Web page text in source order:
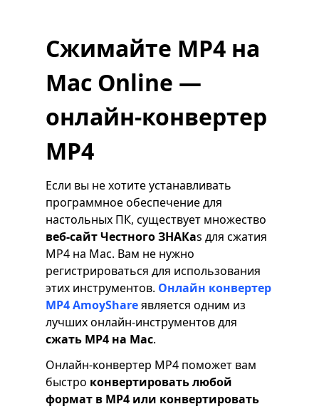
Сжимайте MP4 на
Mac Online —
онлайн-конвертер
MP4
Если вы не хотите устанавливать
программное обеспечение для
настольных ПК, существует множество
веб-сайт Честного ЗНАКаs для сжатия
MP4 на Mac. Вам не нужно
регистрироваться для использования
этих инструментов. Онлайн конвертер
MP4 AmoyShareявляется одним из
лучших онлайн-инструментов для
сжать MP4 на Mac.
Онлайн-конвертер MP4 поможет вам
быстро конвертировать любой
формат в MP4 или конвертировать